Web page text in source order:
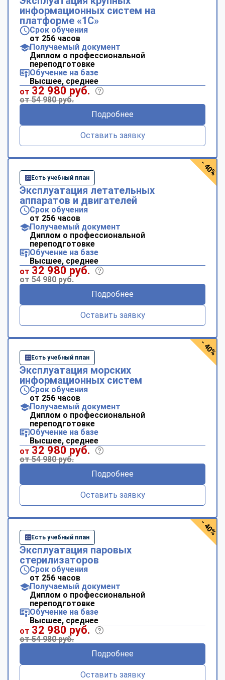
информационных систем на
платформе «1С»
Срок обучения
от 256 часов
Получаемый документ
Диплом о профессиональной
переподготовке
Обучение на базе
Высшее, среднее
от 32 980 руб.
от 54 980 руб.
Подробнее
Оставить заявку
Есть учебный план
Эксплуатация летательных
аппаратов и двигателей
Срок обучения
от 256 часов
Получаемый документ
Диплом о профессиональной
переподготовке
Обучение на базе
Высшее, среднее
от 32 980 руб.
от 54 980 руб.
Подробнее
Оставить заявку
- 40%
Есть учебный план
Эксплуатация морских
информационных систем
Срок обучения
от 256 часов
Получаемый документ
Диплом о профессиональной
переподготовке
Обучение на базе
Высшее, среднее
от 32 980 руб.
от 54 980 руб.
Подробнее
Оставить заявку
- 40%
Есть учебный план
Эксплуатация паровых
стерилизаторов
Срок обучения
от 256 часов
Получаемый документ
Диплом о профессиональной
переподготовке
Обучение на базе
Высшее, среднее
от 32 980 руб.
от 54 980 руб.
Подробнее
Оставить заявку
- 40%